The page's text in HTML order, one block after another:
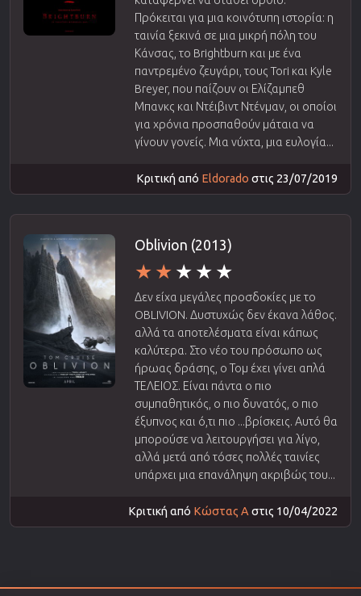
Πρόκειται για μια κοινότυπη ιστορία: η
ταινία ξεκινά σε μια μικρή πόλη του
Κάνσας, το Brightburn και με ένα
παντρεμένο ζευγάρι, τους Tori και Kyle
Breyer, που παίζουν οι Ελίζαμπεθ
Μπανκς και Ντέιβιντ Ντένμαν, οι οποίοι
για χρόνια προσπαθούν μάταια να
γίνουν γονείς. Μια νύχτα, μια ευλογία...
Κριτική από Eldorado στις 23/07/2019
Oblivion (2013)
Δεν είχα μεγάλες προσδοκίες με το
OBLIVION. Δυστυχώς δεν έκανα λάθος.
αλλά τα αποτελέσματα είναι κάπως
καλύτερα. Στο νέο του πρόσωπο ως
ήρωας δράσης, ο Τομ έχει γίνει απλά
ΤΕΛΕΙΟΣ. Είναι πάντα ο πιο
συμπαθητικός, ο πιο δυνατός, ο πιο
έξυπνος και ό,τι πιο ...βρίσκεις. Αυτό θα
μπορούσε να λειτουργήσει για λίγο,
αλλά μετά από τόσες πολλές ταινίες
υπάρχει μια επανάληψη ακριβώς του...
Κριτική από Κώστας Αστις 10/04/2022